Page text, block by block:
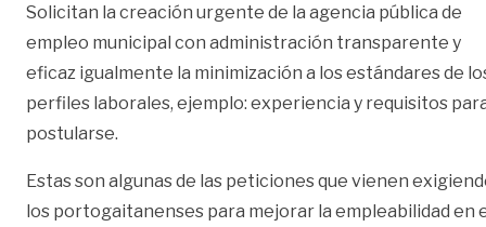
Solicitan la creación urgente de la agencia pública de
empleo municipal con administración transparente y
eficaz igualmente la minimización a los estándares de
perfiles laborales, ejemplo: experiencia y requisitos
postularse.
Estas son algunas de las peticiones que vienen
los portogaitanenses para mejorar la empleabilidad en